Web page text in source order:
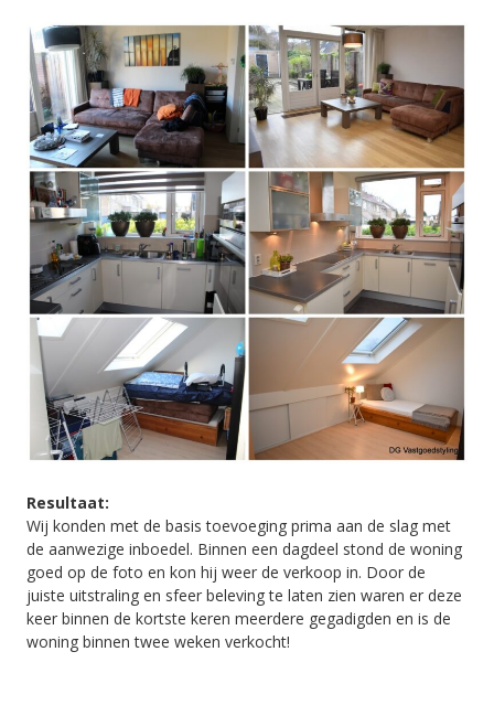
Resultaat:
Wij konden met de basis toevoeging prima aan de slag met
de aanwezige inboedel. Binnen een dagdeel stond de woning
goed op de foto en kon hij weer de verkoop in. Door de
juiste uitstraling en sfeer beleving te laten zien waren er deze
keer binnen de kortste keren meerdere gegadigden en is de
woning binnen twee weken verkocht!